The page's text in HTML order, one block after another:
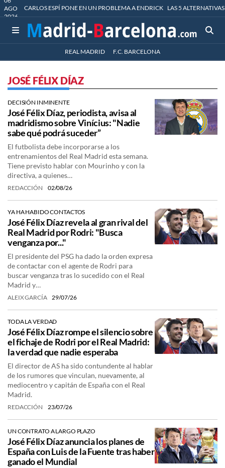
AGO
2026
CARLOS ESPÍ PONE EN UN PROBLEMA A ENDRICK LAS 5
REAL MADRID F.C. BARCELONA
JOSÉ FÉLIX DÍAZ
DECISIÓN INMINENTE
José Félix Díaz, periodista, avisa al
madridismo sobre Vinícius: "Nadie
sabe qué podrá suceder”
El futbolista debe incorporarse a los
entrenamientos del Real Madrid esta semana.
Tiene previsto hablar con Mourinho y con la
directiva, a quienes…
REDACCIÓN 02/08/26
YA HA HABIDO CONTACTOS
José Félix Díaz revela al gran rival del
Real Madrid por Rodri: "Busca
venganza por..."
El presidente del PSG ha dado la orden expresa
de contactar con el agente de Rodri para
buscar venganza tras lo sucedido con el Real
Madrid y…
ALEIX GARCÍA 29/07/26
TODA LA VERDAD
José Félix Díaz rompe el silencio sobre
el fichaje de Rodri por el Real Madrid:
la verdad que nadie esperaba
El director de AS ha sido contundente al hablar
de los rumores que vinculan, nuevamente, al
mediocentro y capitán de España con el Real
Madrid.
REDACCIÓN 23/07/26
UN CONTRATO A LARGO PLAZO
José Félix Díaz anuncia los planes de
España con Luis de la Fuente tras haber
ganado el Mundial